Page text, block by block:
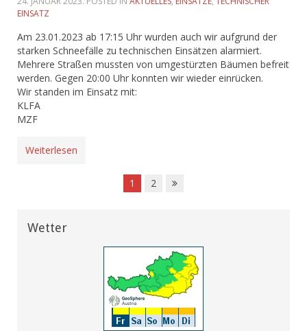
EINSATZ
Am 23.01.2023 ab 17:15 Uhr wurden auch wir aufgrund der
starken Schneefälle zu technischen Einsätzen alarmiert.
Mehrere Straßen mussten von umgestürzten Bäumen befreit
werden. Gegen 20:00 Uhr konnten wir wieder einrücken.
Wir standen im Einsatz mit:
KLFA
MZF
Weiterlesen
1 2
Wetter